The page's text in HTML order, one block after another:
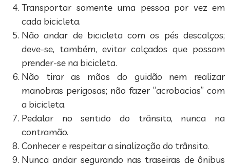
Transportar somente uma pessoa por vez em
cada bicicleta.
Não andar de bicicleta com os pés descalços;
deve-se, também, evitar calçados que possam
prender-se na bicicleta.
Não tirar as mãos do guidão nem realizar
manobras perigosas; não fazer “acrobacias” com
a bicicleta.
Pedalar no sentido do trânsito, nunca na
contramão.
Conhecer e respeitar a sinalização do trânsito.
Nunca andar segurando nas traseiras de ônibus